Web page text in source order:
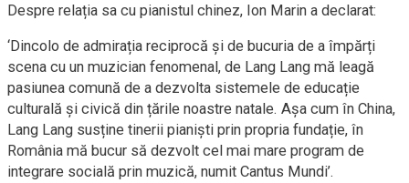
Despre relația sa cu pianistul chinez, Ion Marin a declarat:
‘Dincolo de admirația reciprocă și de bucuria de a împărți
scena cu un muzician fenomenal, de Lang Lang mă leagă
pasiunea comună de a dezvolta sistemele de educație
culturală și civică din țările noastre natale. Așa cum în China,
Lang Lang susține tinerii pianiști prin propria fundație, în
România mă bucur să dezvolt cel mai mare program de
integrare socială prin muzică, numit Cantus Mundi’.